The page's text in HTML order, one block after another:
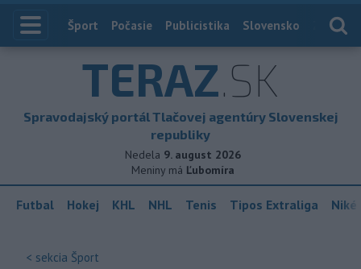
Index
Šport Počasie Publicistika Slovensko
TERAZ.SK
Spravodajský portál Tlačovej agentúry Slovenskej
republiky
Nedela 9. august 2026
Meniny má Ľubomíra
Futbal Hokej KHL NHL Tenis Tipos Extraliga
< sekcia Šport